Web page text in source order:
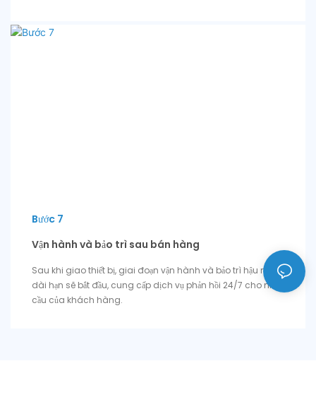
Bước 7
Vận hành và bảo trì sau bán hàng
Sau khi giao thiết bị, giai đoạn vận hành và bảo trì hậu mãi
dài hạn sẽ bắt đầu, cung cấp dịch vụ phản hồi 24/7 cho nhu
cầu của khách hàng.